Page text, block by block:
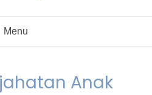
Menu
Anak